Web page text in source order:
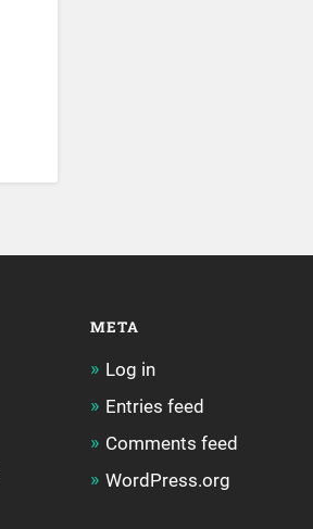
META
Log in
Entries feed
Comments feed
WordPress.org